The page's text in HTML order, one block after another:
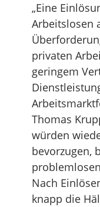
„Eine
Arbeitslosen
privaten
geringem
Thomas
würden
bevorzugen,
Nach
knapp die